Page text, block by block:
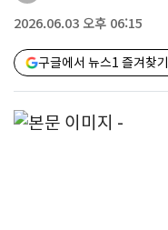
2026.06.03 오후 06:15
구글에서 뉴스1 즐겨찾기